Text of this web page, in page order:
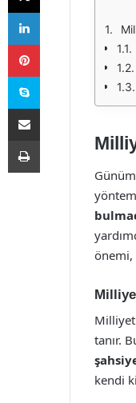
önemi,
tanır.
kendi
LinkedIn
Pinterest
Skype
E-Posta ile paylaş